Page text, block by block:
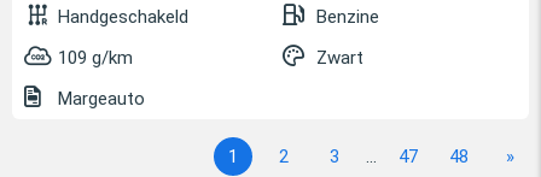
Handgeschakeld
Benzine
109 g/km
Zwart
Margeauto
1 2 3 ... 47 48 »